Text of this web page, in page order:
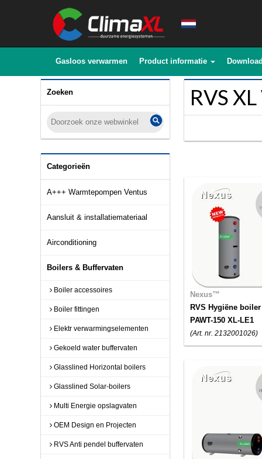
Gasloos verwarmen Product informatie
Zoeken
Categorieën
A+++ Warmtepompen Ventus
Aansluit & installatiemateriaal
Airconditioning
Boilers & Buffervaten
Boiler accessoires
Boiler fittingen
Elektr verwarmingselementen
Gekoeld water buffervaten
Glasslined Horizontal boilers
Glasslined Solar-boilers
Multi Energie opslagvaten
OEM Design en Projecten
RVS Anti pendel buffervaten
RVS
Nexus™
RVS Hygiëne boiler
PAWT-150 XL-LE1
(Art. nr. 2132001026)